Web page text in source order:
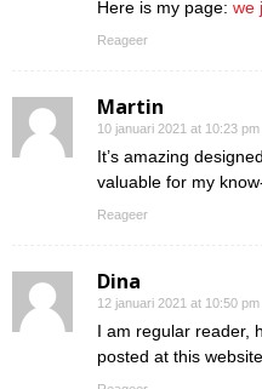
Here is my page: we
Reageer
Martin
10 januari 2021 at 10:23 pm
It’s amazing
valuable for my
Reageer
Dina
12 januari 2021 at 10:50 pm
I am regular reader,
posted at this